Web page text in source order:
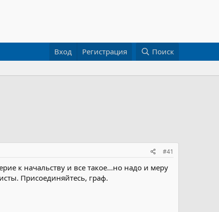
Вход Регистрация Поиск
#41
к начальству и все такое...но надо и меру
Присоединяйтесь, граф.